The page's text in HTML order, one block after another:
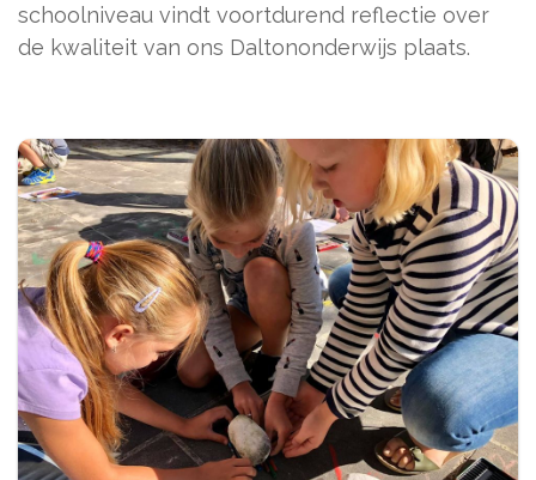
schoolniveau vindt voortdurend reflectie over
de kwaliteit van ons Daltononderwijs plaats.